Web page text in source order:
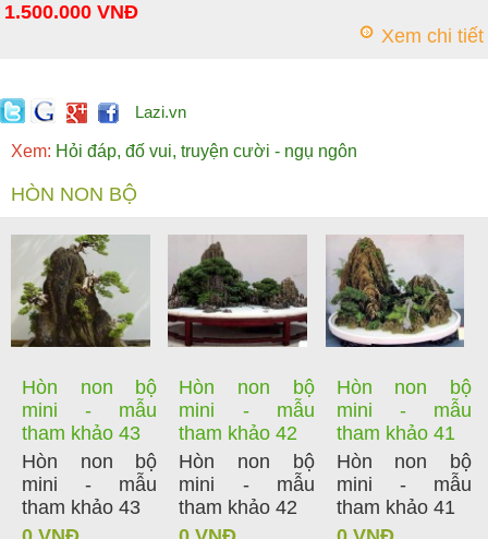
1.500.000 VNĐ
Xem chi tiết
Lazi.vn
Xem: Hỏi đáp, đố vui, truyện cười - ngụ ngôn
HÒN NON BỘ
Hòn non bộ
mini - mẫu
tham khảo 43
Hòn non bộ
mini - mẫu
tham khảo 43
Hòn non bộ
mini - mẫu
tham khảo 42
Hòn non bộ
mini - mẫu
tham khảo 42
Hòn non bộ
mini - mẫu
tham khảo 41
Hòn non bộ
mini - mẫu
tham khảo 41